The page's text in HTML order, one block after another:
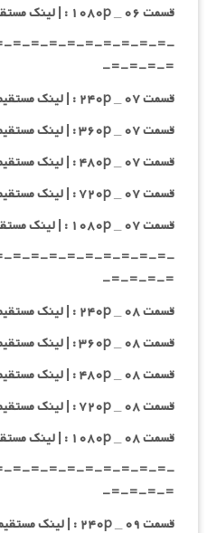
قسمت ۰۶ _ ۱۰۸۰p : | لینک مستقیم |
=-=-=-=-=-=-=-=-=-
=-=-=-=-
قسمت ۰۷ _ ۲۴۰p : | لینک مستقیم |
قسمت ۰۷ _ ۳۶۰p : | لینک مستقیم |
قسمت ۰۷ _ ۴۸۰p : | لینک مستقیم |
قسمت ۰۷ _ ۷۲۰p : | لینک مستقیم |
قسمت ۰۷ _ ۱۰۸۰p : | لینک مستقیم |
=-=-=-=-=-=-=-=-=-
=-=-=-=-
قسمت ۰۸ _ ۲۴۰p : | لینک مستقیم |
قسمت ۰۸ _ ۳۶۰p : | لینک مستقیم |
قسمت ۰۸ _ ۴۸۰p : | لینک مستقیم |
قسمت ۰۸ _ ۷۲۰p : | لینک مستقیم |
قسمت ۰۸ _ ۱۰۸۰p : | لینک مستقیم |
=-=-=-=-=-=-=-=-=-
=-=-=-=-
قسمت ۰۹ _ ۲۴۰p : | لینک مستقیم |